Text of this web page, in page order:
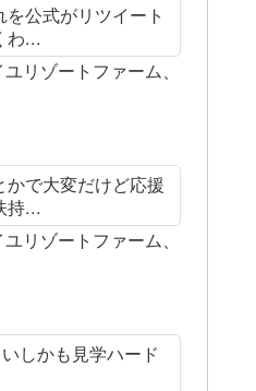
公式がリツイート
わ...
リゾートファーム、
で大変だけど応援
持...
リゾートファーム、
しかも見学ハード